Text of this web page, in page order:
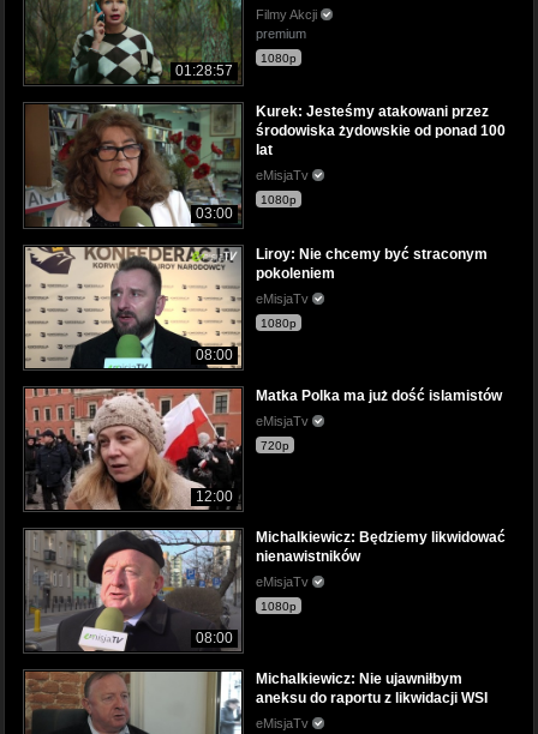
01:28:57
Filmy Akcji
premium
1080p
03:00
Kurek: Jesteśmy atakowani przez
środowiska żydowskie od ponad 100
lat
eMisjaTv
1080p
08:00
Liroy: Nie chcemy być straconym
pokoleniem
eMisjaTv
1080p
12:00
Matka Polka ma już dość islamistów
eMisjaTv
720p
08:00
Michalkiewicz: Będziemy likwidować
nienawistników
eMisjaTv
1080p
Michalkiewicz: Nie ujawniłbym
aneksu do raportu z likwidacji WSI
eMisjaTv